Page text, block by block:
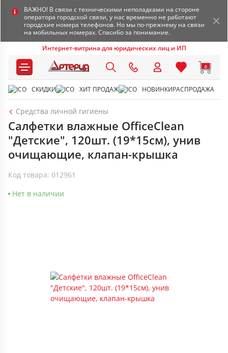
ВАЖНО! В связи с техническими неполадками на стороне
оператора городской связи, у нас временно не работают
городские номера телефонов. Но мы по-прежнему на связи
на мобильных номерах. Спасибо за понимание.
Интернет-витрина для юридических лиц и ИП
0
СКИДКИ ХИТ ПРОДАЖ НОВИНКИРАСПРОДАЖА
Средства личной гигиены
Салфетки влажные OfficeClean
"Детские", 120шт. (19*15см), унив
очищающие, клапан-крышка
Код товара: 012961
Нет в наличии